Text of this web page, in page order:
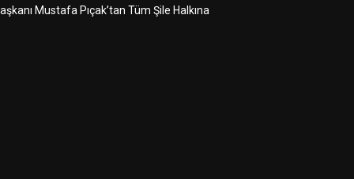
Mustafa Pıçak’tan Tüm Şile Halkına